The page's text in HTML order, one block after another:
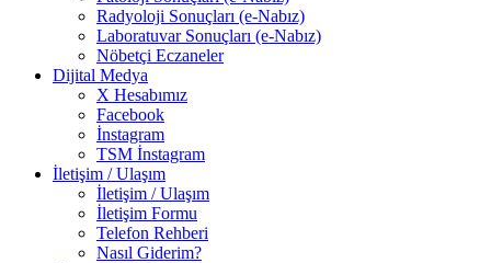
Radyoloji Sonuçları (e-Nabız)
Laboratuvar Sonuçları (e-Nabız)
Nöbetçi Eczaneler
Dijital Medya
X Hesabımız
Facebook
İnstagram
TSM İnstagram
İletişim / Ulaşım
İletişim / Ulaşım
İletişim Formu
Telefon Rehberi
Nasıl Giderim?